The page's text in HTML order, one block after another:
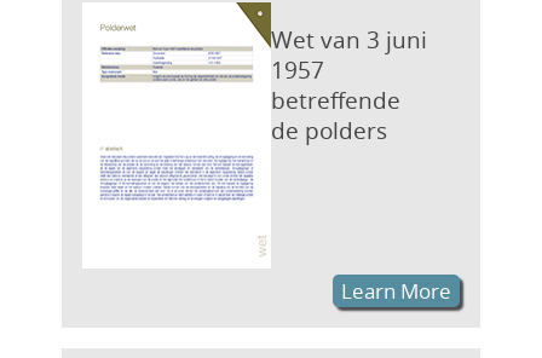
Wet van 3 juni
1957
betreffende
de polders
Learn More